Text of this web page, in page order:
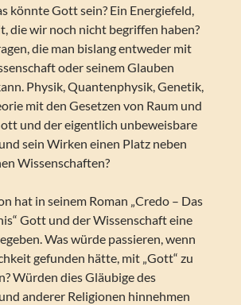
könnte Gott sein? Ein Energiefeld,
die wir noch nicht begriffen haben?
die man bislang entweder mit
oder seinem Glauben
Physik, Quantenphysik, Genetik,
mit den Gesetzen von Raum und
und der eigentlich unbeweisbare
sein Wirken einen Platz neben
Wissenschaften?
hat in seinem Roman „Credo – Das
Gott und der Wissenschaft eine
Was würde passieren, wenn
gefunden hätte, mit „Gott“ zu
Würden dies Gläubige des
anderer Religionen hinnehmen